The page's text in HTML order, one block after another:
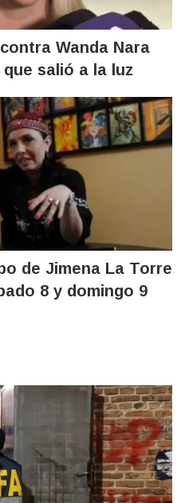
Wanda Nara
salió a la luz
de Jimena La Torre
8 y domingo 9